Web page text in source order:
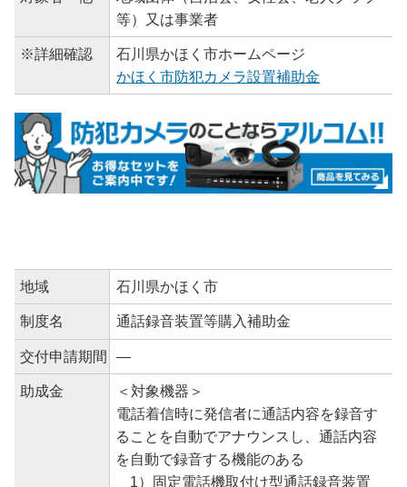
等）又は事業者
※詳細確認
石川県かほく市ホームページ
かほく市防犯カメラ設置補助金
地域 石川県かほく市
制度名 通話録音装置等購入補助金
交付申請期間 ―
助成金
＜対象機器＞
電話着信時に発信者に通話内容を録音す
ることを自動でアナウンスし、通話内容
を自動で録音する機能のある
1）固定電話機取付け型通話録音装置